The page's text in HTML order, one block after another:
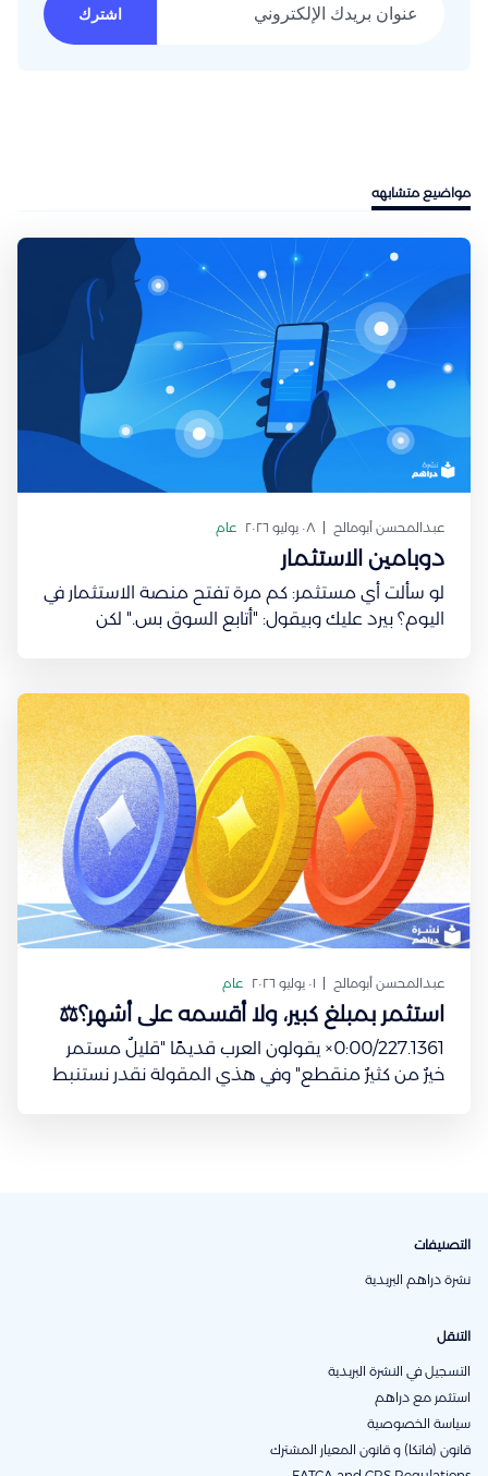
اشترك
مواضيع متشابهه
عبدالمحسن أبومالح ٠٨ يوليو ٢٠٢٦ عام
دوبامين الاستثمار
لو سألت أي مستثمر: كم مرة تفتح منصة الاستثمار في
اليوم؟ بيرد عليك وبيقول: "أتابع السوق بس." لكن
الأعصاب Wolfram Schultz واحدة من أشهر الدراسات
في
عبدالمحسن أبومالح ٠١ يوليو ٢٠٢٦ عام
استثمر بمبلغ كبير، ولا أقسمه على أشهر؟⚖️
0:00/227.1361× يقولون العرب قديمًا "قليلٌ مستمر
خيرٌ من كثيرٌ منقطع" وفي هذي المقولة نقدر نستنبط
التصنيفات
نشرة دراهم البريدية
التنقل
التسجيل في النشرة البريدية
استثمر مع دراهم
سياسة الخصوصية
قانون (فاتكا) و قانون المعيار المشترك